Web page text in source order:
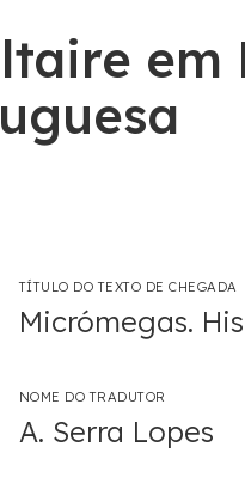
em
TÍTULO DO TEXTO DE CHEGADA
Micrómegas.
NOME DO TRADUTOR
A. Serra Lopes